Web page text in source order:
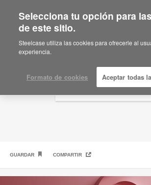
Are you in United States?
Would you like to see
your region?
English
Español
Espacios renovados en el
GUARDAR COMPARTIR
Selecciona tu opción para
de este sitio.
Steelcase utiliza las cookies para ofrecerle al
experiencia.
Formato de cookies Aceptar todas